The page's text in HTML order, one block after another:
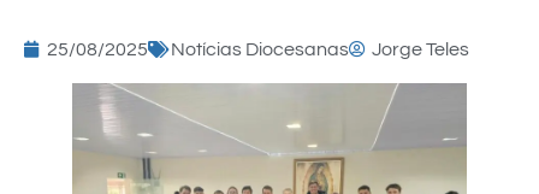
25/08/2025 Notícias Diocesanas Jorge Teles